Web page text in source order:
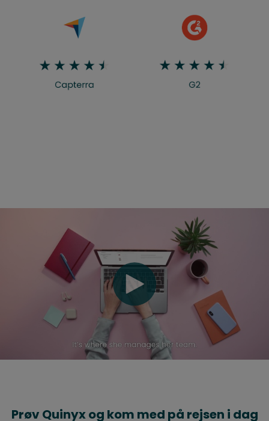
Prøv Quinyx og kom med på rejsen i dag